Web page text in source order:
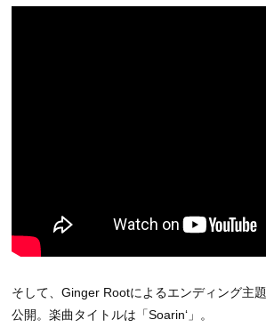
そして、Ginger Rootによるエンディング主
公開。楽曲タイトルは「Soarin‘」。